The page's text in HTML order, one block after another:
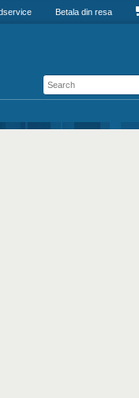
Betala din resa